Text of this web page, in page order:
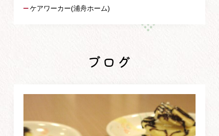
ケアワーカー(浦舟ホーム)
ブログ